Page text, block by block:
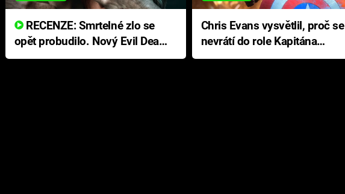
RECENZE: Smrtelné zlo se
opět probudilo. Nový Evil Dead
přichází s neodolatelnou
Chris Evans vysvětlil, proč se
nevrátí do role Kapitána
Ameriky